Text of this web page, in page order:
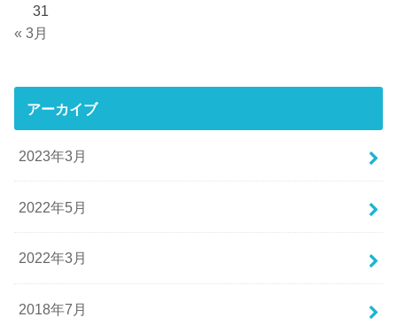
31
« 3月
アーカイブ
2023年3月
2022年5月
2022年3月
2018年7月